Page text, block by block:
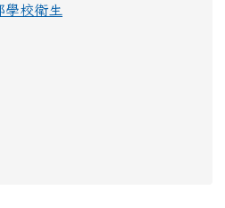
學校衛生